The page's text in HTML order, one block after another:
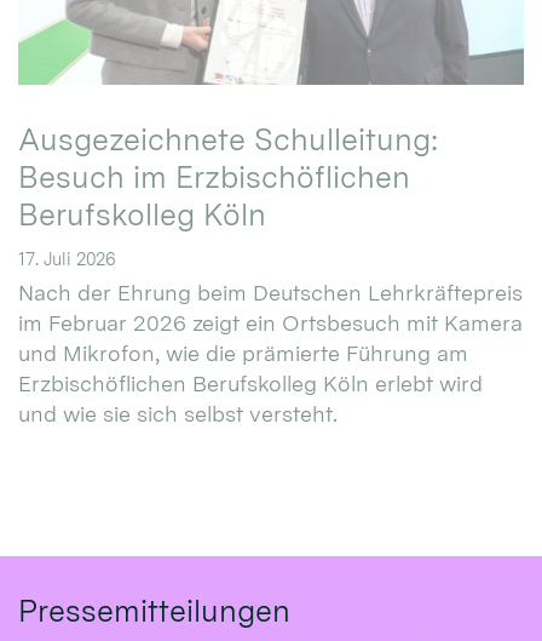
Ausgezeichnete Schulleitung:
Besuch im Erzbischöflichen
Berufskolleg Köln
17. Juli 2026
Nach der Ehrung beim Deutschen Lehrkräftepreis
im Februar 2026 zeigt ein Ortsbesuch mit Kamera
und Mikrofon, wie die prämierte Führung am
Erzbischöflichen Berufskolleg Köln erlebt wird
und wie sie sich selbst versteht.
Pressemitteilungen